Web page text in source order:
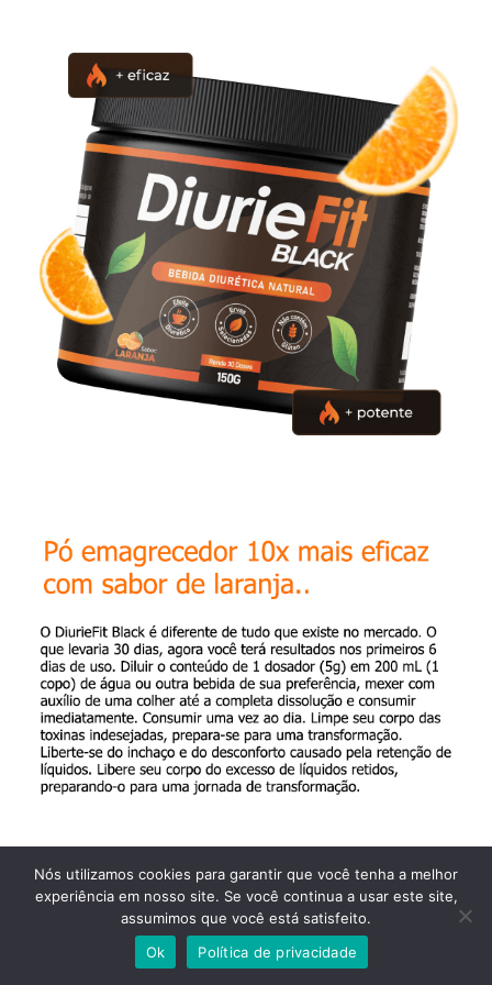
Nós utilizamos cookies para garantir que você tenha a melhor
experiência em nosso site. Se você continua a usar este site,
assumimos que você está satisfeito.
Ok
Política de privacidade